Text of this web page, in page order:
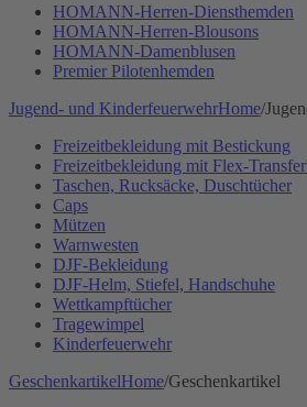
HOMANN-Herren-Diensthemden
HOMANN-Herren-Blousons
HOMANN-Damenblusen
Premier Pilotenhemden
Jugend- und KinderfeuerwehrHome/
Freizeitbekleidung mit Bestickung
Freizeitbekleidung mit Flex-
Taschen, Rucksäcke, Duschtücher
Caps
Mützen
Warnwesten
DJF-Bekleidung
DJF-Helm, Stiefel, Handschuhe
Wettkampftücher
Tragewimpel
Kinderfeuerwehr
GeschenkartikelHome/Geschenkartikel